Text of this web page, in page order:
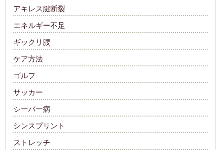
アキレス腱断裂
エネルギー不足
ギックリ腰
ケア方法
ゴルフ
サッカー
シーバー病
シンスプリント
ストレッチ